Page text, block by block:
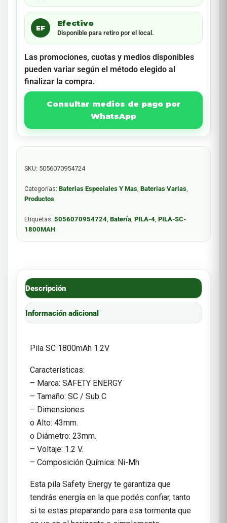
EF
Efectivo
Disponible para retiro por el local.
Las promociones, cuotas y medios disponibles
pueden variar según el método elegido al
finalizar la compra.
Consultar medios de pago por
WhatsApp
SKU: 5056070954724
Categorías: Baterias Especiales Y Mas, Baterias Varias,
Productos
Etiquetas: 5056070954724, Batería, PILA-4, PILA-SC-
1800MAH
Descripción
Información adicional
Pila SC 1800mAh 1.2V
Características:
– Marca: SAFETY ENERGY
– Tamaño: SC / Sub C
– Dimensiones:
o Alto: 43mm.
o Diámetro: 23mm.
– Voltaje: 1.2 V.
– Composición Química: Ni-Mh
Esta pila Safety Energy te garantiza que
tendrás energía en la que podés confiar, tanto
si te estas preparando para esa tormenta que